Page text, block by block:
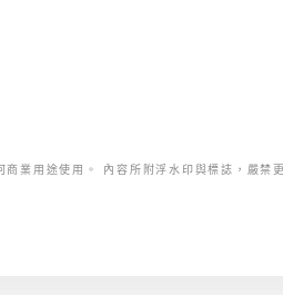
業用途使用。 內容所附浮水印與標誌，嚴禁